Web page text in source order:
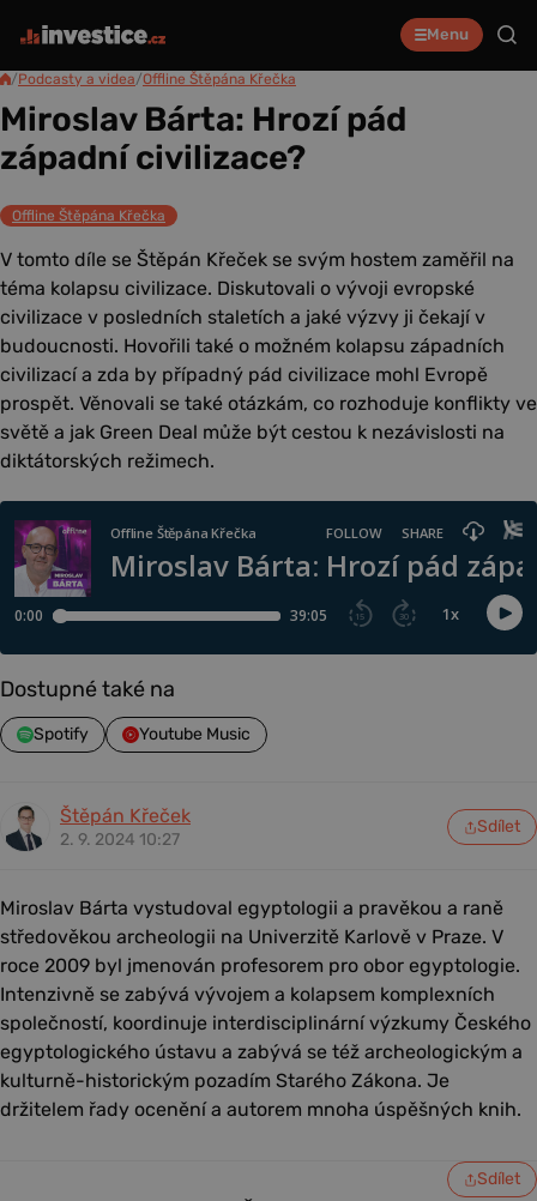
Menu
/Podcasty a videa/Offline Štěpána Křečka
Miroslav Bárta: Hrozí pád
západní civilizace?
Offline Štěpána Křečka
V tomto díle se Štěpán Křeček se svým hostem zaměřil na
téma kolapsu civilizace. Diskutovali o vývoji evropské
civilizace v posledních staletích a jaké výzvy ji čekají v
budoucnosti. Hovořili také o možném kolapsu západních
civilizací a zda by případný pád civilizace mohl Evropě
prospět. Věnovali se také otázkám, co rozhoduje konflikty ve
světě a jak Green Deal může být cestou k nezávislosti na
diktátorských režimech.
Dostupné také na
Spotify Youtube Music
Štěpán Křeček
2. 9. 2024 10:27
Sdílet
Miroslav Bárta vystudoval egyptologii a pravěkou a raně
středověkou archeologii na Univerzitě Karlově v Praze. V
roce 2009 byl jmenován profesorem pro obor egyptologie.
Intenzivně se zabývá vývojem a kolapsem komplexních
společností, koordinuje interdisciplinární výzkumy Českého
egyptologického ústavu a zabývá se též archeologickým a
kulturně-historickým pozadím Starého Zákona. Je
držitelem řady ocenění a autorem mnoha úspěšných knih.
Sdílet